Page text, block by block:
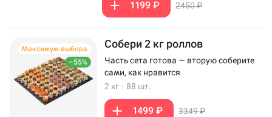
1199 ₽ 2450 ₽
–55%
Максимум выбора Собери 2 кг роллов
Часть сета готова — вторую соберите
сами, как нравится
2 кг · 88 шт.
1499 ₽ 3349 ₽